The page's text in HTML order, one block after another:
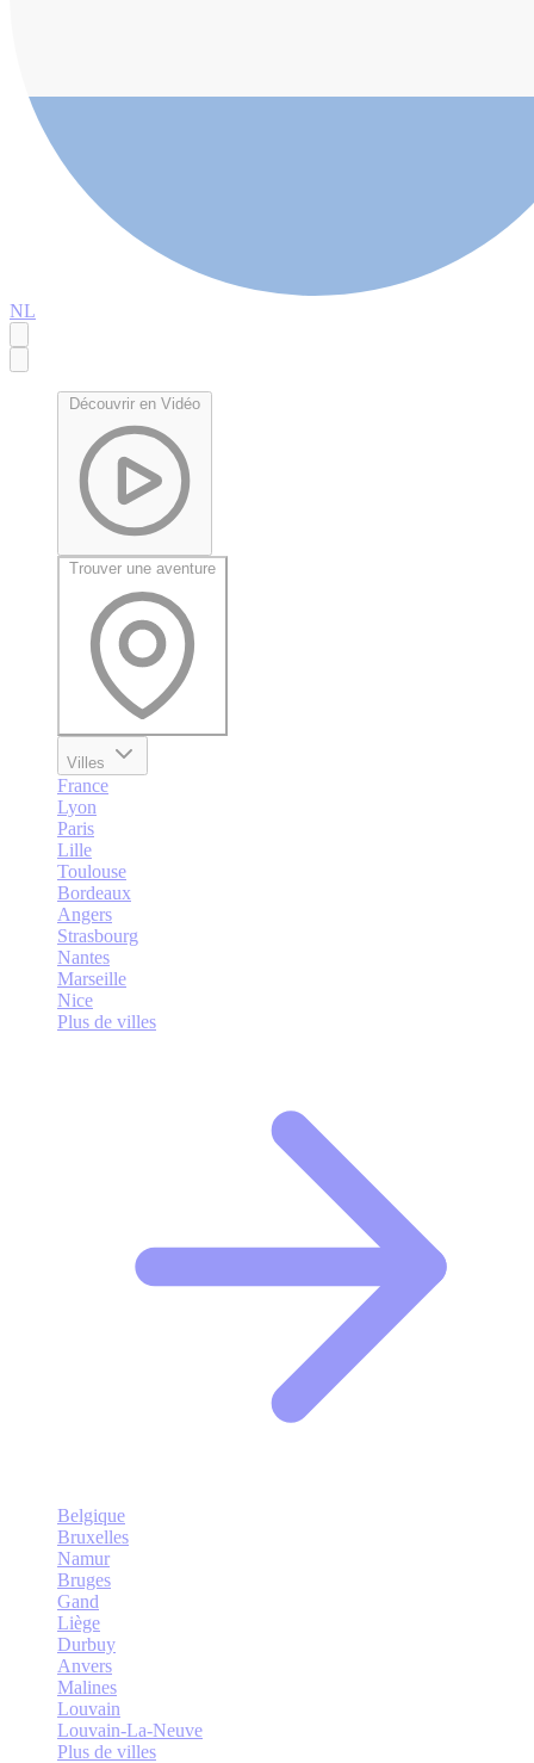
NL
Découvrir en Vidéo
Trouver une aventure
Villes
France
Lyon
Paris
Lille
Toulouse
Bordeaux
Angers
Strasbourg
Nantes
Marseille
Nice
Plus de villes
Belgique
Bruxelles
Namur
Bruges
Gand
Liège
Durbuy
Anvers
Malines
Louvain
Louvain-La-Neuve
Plus de villes